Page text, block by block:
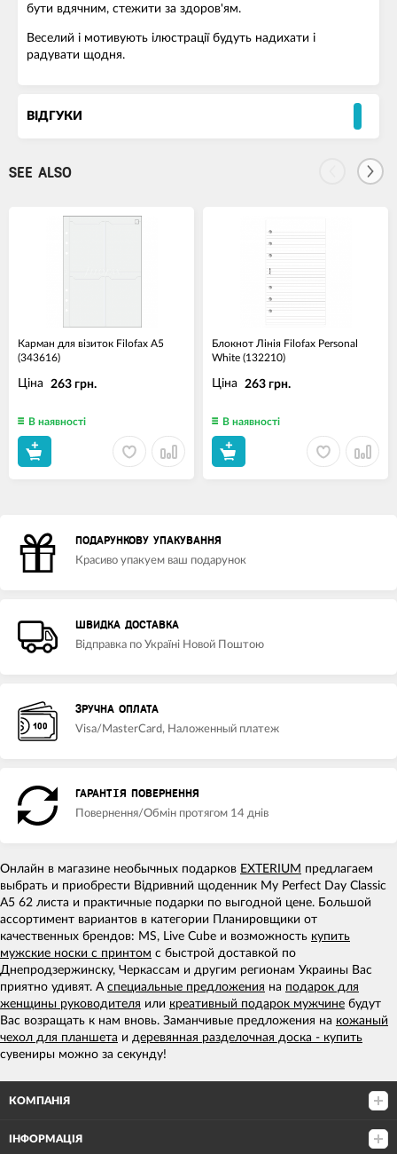
бути вдячним, стежити за здоров'ям.
Веселий і мотивують ілюстрації будуть надихати і
радувати щодня.
ВІДГУКИ
SEE ALSO
Карман для візиток Filofax A5
(343616)
Ціна 263 грн.
В наявності
Блокнот Лінія Filofax Personal
White (132210)
Ціна 263 грн.
В наявності
ПОДАРУНКОВУ УПАКУВАННЯ
Красиво упакуем ваш подарунок
ШВИДКА ДОСТАВКА
Відправка по Україні Новой Поштою
ЗРУЧНА ОПЛАТА
Visa/MasterCard, Наложенный платеж
ГАРАНТІЯ ПОВЕРНЕННЯ
Повернення/Обмін протягом 14 днів
Онлайн в магазине необычных подарков EXTERIUM предлагаем
выбрать и приобрести Відривний щоденник My Perfect Day Classic
A5 62 листа и практичные подарки по выгодной цене. Большой
ассортимент вариантов в категории Планировщики от
качественных брендов: MS, Live Cube и возможность купить
мужские носки с принтом с быстрой доставкой по
Днепродзержинску, Черкассам и другим регионам Украины Вас
приятно удивят. А специальные предложения на подарок для
женщины руководителя или креативный подарок мужчине будут
Вас возращать к нам вновь. Заманчивые предложения на кожаный
чехол для планшета и деревянная разделочная доска - купить
сувениры можно за секунду!
КОМПАНІЯ
ІНФОРМАЦІЯ